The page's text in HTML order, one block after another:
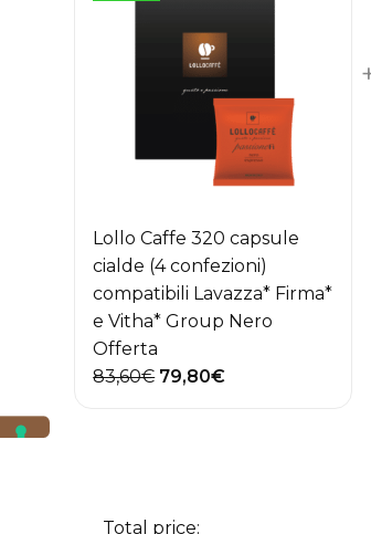
Lollo Caffe 320 capsule
cialde (4 confezioni)
compatibili Lavazza* Firma*
e Vitha* Group Nero
Offerta
83,60€ Il
79,80€Il
Total price: